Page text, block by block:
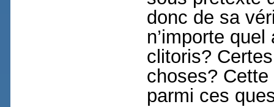
donc de sa
n’importe
clitoris?
choses?
parmi ces